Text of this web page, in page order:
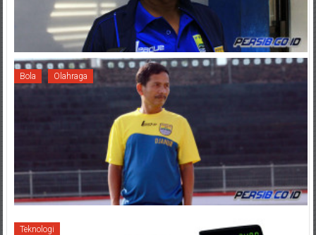
Bola Olahraga
Teknologi